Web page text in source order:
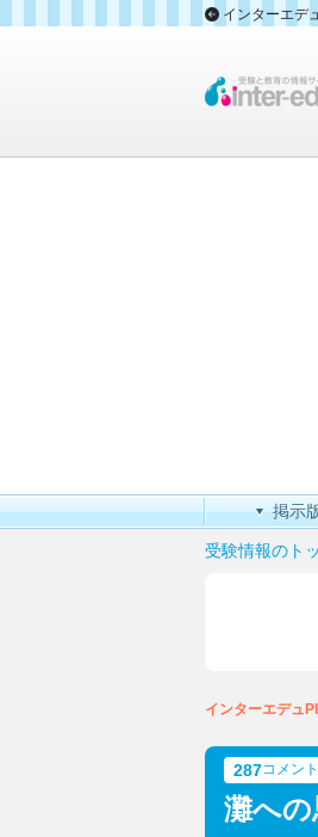
インターエデ
掲示
受験情報のト
インターエデュ
287コメント
灘へ